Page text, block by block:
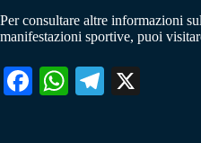
Per consultare altre informazioni
manifestazioni sportive, puoi
Fa W
Te